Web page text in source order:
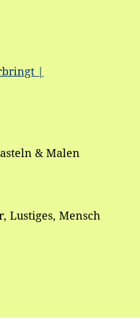
|
& Malen
Lustiges, Mensch